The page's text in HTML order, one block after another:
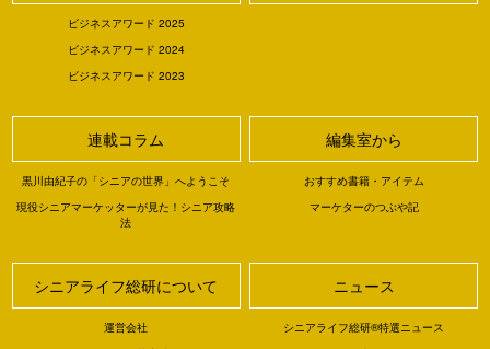
ビジネスアワード 2025
ビジネスアワード 2024
ビジネスアワード 2023
連載コラム
黒川由紀子の「シニアの世界」へようこそ
現役シニアマーケッターが見た！シニア攻略
法
編集室から
おすすめ書籍・アイテム
マーケターのつぶや記
シニアライフ総研について
運営会社
ニュース
シニアライフ総研®特選ニュース